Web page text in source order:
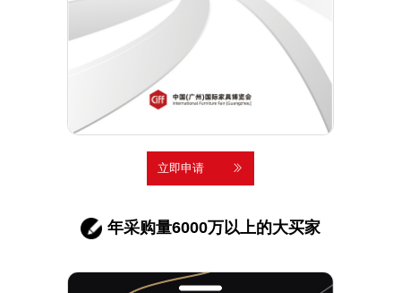
立即申请
年采购量6000万以上的大买家